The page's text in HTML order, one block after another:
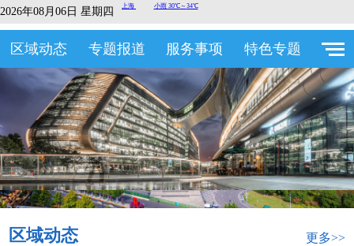
2026年08月06日 星期四
区域动态 专题报道 服务事项 特色专题
区域动态 更多>>